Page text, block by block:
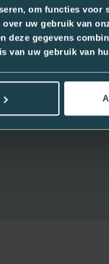
om functies voor
uw gebruik van
deze gegevens
van uw gebruik van
st